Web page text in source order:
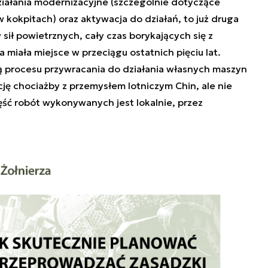
oraz aktywacja do działań, to już druga
powietrznych, cały czas borykających się z
miejsce w przeciągu ostatnich pięciu lat.
przywracania do działania własnych maszyn
chociażby z przemysłem lotniczym Chin, ale nie
robót wykonywanych jest lokalnie, przez